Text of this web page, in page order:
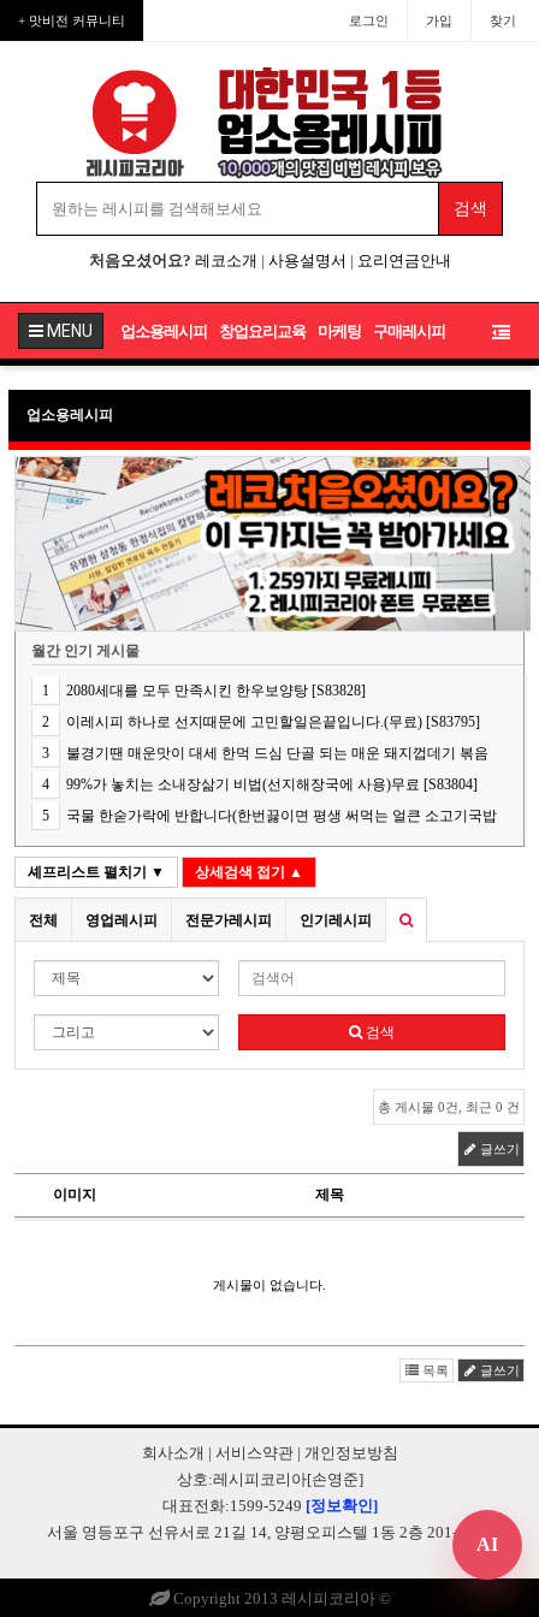
+ 맛비전 커뮤니티 로그인 가입 찾기
처음오셨어요? 레코소개 | 사용설명서 | 요리연금안내
MENU 업소용레시피 창업요리교육 마케팅 구매레시피
업소용레시피
월간 인기 게시물
1
2080세대를 모두 만족시킨 한우보양탕 [S83828]
2
이레시피 하나로 선지때문에 고민할일은끝입니다.(무료) [S83795]
3
불경기땐 매운맛이 대세 한먹 드심 단골 되는 매운 돼지껍데기 볶음
[S83778]
4
99%가 놓치는 소내장삶기 비법(선지해장국에 사용)무료 [S83804]
5
국물 한숟가락에 반합니다(한번끓이면 평생 써먹는 얼큰 소고기국밥
의 핵심 비법) [S83848]
셰프리스트 펼치기 ▼ 상세검색 접기 ▲
전체 영업레시피 전문가레시피 인기레시피
검색
총 게시물 0건, 최근 0 건
글쓰기
이미지 제목
게시물이 없습니다.
목록 글쓰기
회사소개 | 서비스약관| 개인정보방침
상호:레시피코리아[손영준]
대표전화:1599-5249 [정보확인]
서울 영등포구 선유서로 21길 14, 양평오피스텔 1동 2층 201-B248
Copyright 2013 레시피코리아 ©
AI